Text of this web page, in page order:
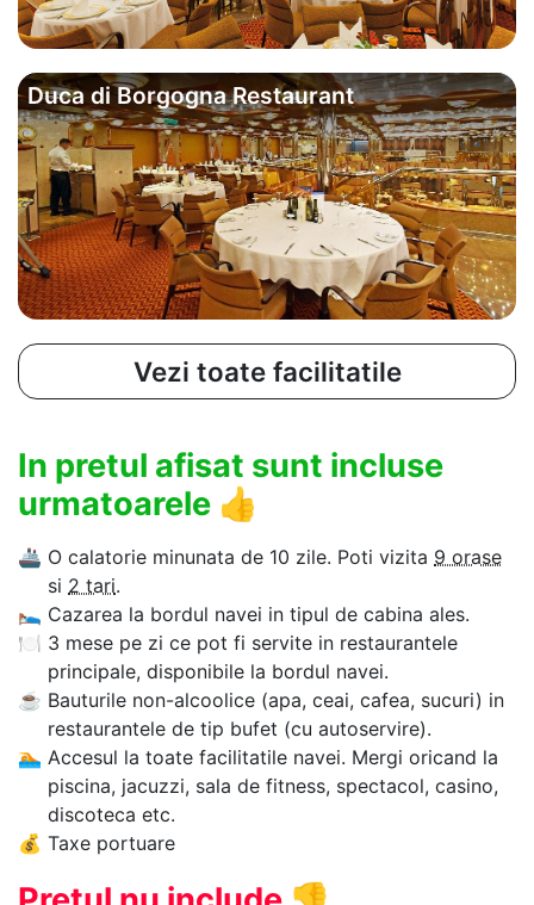
Duca di Borgogna Restaurant
Vezi toate facilitatile
In pretul afisat sunt incluse
urmatoarele 👍
🚢 O calatorie minunata de 10 zile. Poti vizita 9 orase
si 2 tari.
🛌 Cazarea la bordul navei in tipul de cabina ales.
🍽 3 mese pe zi ce pot fi servite in restaurantele
principale, disponibile la bordul navei.
☕ Bauturile non-alcoolice (apa, ceai, cafea, sucuri) in
restaurantele de tip bufet (cu autoservire).
🏊‍ Accesul la toate facilitatile navei. Mergi oricand la
piscina, jacuzzi, sala de fitness, spectacol, casino,
discoteca etc.
💰 Taxe portuare